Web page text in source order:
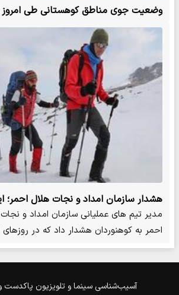
وضعیت جوی مناطق کوهستانی طی امروز
هشدار سازمان امداد و نجات هلال احمر؛
کوهستان صعود نکنید
مدیر تیم های عملیانی سازمان امداد و
احمر به کوهنوردان هشدار داد که در روزهای
کوهستان‌ها نرو…
آسیب‌شناسی سینما و تلویزیون پاکدست